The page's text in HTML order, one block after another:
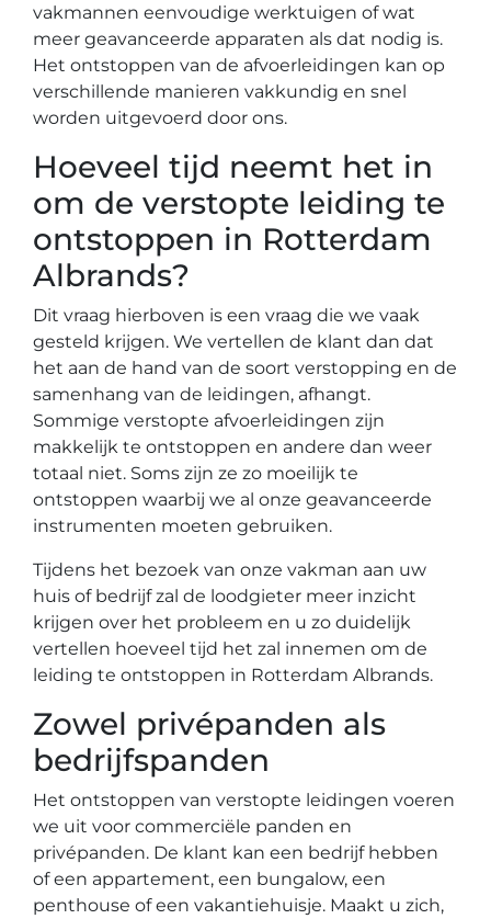
vakmannen eenvoudige werktuigen of wat
meer geavanceerde apparaten als dat nodig is.
Het ontstoppen van de afvoerleidingen kan op
verschillende manieren vakkundig en snel
worden uitgevoerd door ons.
Hoeveel tijd neemt het in
om de verstopte leiding te
ontstoppen in Rotterdam
Albrands?
Dit vraag hierboven is een vraag die we vaak
gesteld krijgen. We vertellen de klant dan dat
het aan de hand van de soort verstopping en de
samenhang van de leidingen, afhangt.
Sommige verstopte afvoerleidingen zijn
makkelijk te ontstoppen en andere dan weer
totaal niet. Soms zijn ze zo moeilijk te
ontstoppen waarbij we al onze geavanceerde
instrumenten moeten gebruiken.
Tijdens het bezoek van onze vakman aan uw
huis of bedrijf zal de loodgieter meer inzicht
krijgen over het probleem en u zo duidelijk
vertellen hoeveel tijd het zal innemen om de
leiding te ontstoppen in Rotterdam Albrands.
Zowel privépanden als
bedrijfspanden
Het ontstoppen van verstopte leidingen voeren
we uit voor commerciële panden en
privépanden. De klant kan een bedrijf hebben
of een appartement, een bungalow, een
penthouse of een vakantiehuisje. Maakt u zich,